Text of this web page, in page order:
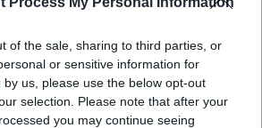
of the sale, sharing to third parties, or
or sensitive information for
us, please use the below opt-out
selection. Please note that after your
you may continue seeing
VILÁGNAPJÁT
KÖZÖTT A VOLCÁN DE MI